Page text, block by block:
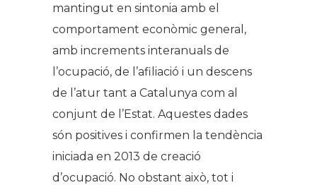
mantingut en sintonia amb el
comportament econòmic general,
amb increments interanuals de
l’ocupació, de l’afiliació i un descens
de l’atur tant a Catalunya com al
conjunt de l’Estat. Aquestes dades
són positives i confirmen la tendència
iniciada en 2013 de creació
d’ocupació. No obstant això, tot i